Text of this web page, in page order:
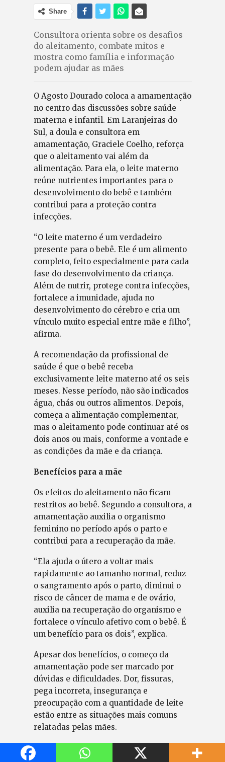
Share
Consultora orienta sobre os desafios
do aleitamento, combate mitos e
mostra como família e informação
podem ajudar as mães
O Agosto Dourado coloca a amamentação
no centro das discussões sobre saúde
materna e infantil. Em Laranjeiras do
Sul, a doula e consultora em
amamentação, Graciele Coelho, reforça
que o aleitamento vai além da
alimentação. Para ela, o leite materno
reúne nutrientes importantes para o
desenvolvimento do bebê e também
contribui para a proteção contra
infecções.
“O leite materno é um verdadeiro
presente para o bebê. Ele é um alimento
completo, feito especialmente para cada
fase do desenvolvimento da criança.
Além de nutrir, protege contra infecções,
fortalece a imunidade, ajuda no
desenvolvimento do cérebro e cria um
vínculo muito especial entre mãe e filho”,
afirma.
A recomendação da profissional de
saúde é que o bebê receba
exclusivamente leite materno até os seis
meses. Nesse período, não são indicados
água, chás ou outros alimentos. Depois,
começa a alimentação complementar,
mas o aleitamento pode continuar até os
dois anos ou mais, conforme a vontade e
as condições da mãe e da criança.
Benefícios para a mãe
Os efeitos do aleitamento não ficam
restritos ao bebê. Segundo a consultora, a
amamentação auxilia o organismo
feminino no período após o parto e
contribui para a recuperação da mãe.
“Ela ajuda o útero a voltar mais
rapidamente ao tamanho normal, reduz
o sangramento após o parto, diminui o
risco de câncer de mama e de ovário,
auxilia na recuperação do organismo e
fortalece o vínculo afetivo com o bebê. É
um benefício para os dois”, explica.
Apesar dos benefícios, o começo da
amamentação pode ser marcado por
dúvidas e dificuldades. Dor, fissuras,
pega incorreta, insegurança e
preocupação com a quantidade de leite
estão entre as situações mais comuns
relatadas pelas mães.
A orientação, nesses casos, é buscar
ajuda. “A boa notícia é que, na maioria